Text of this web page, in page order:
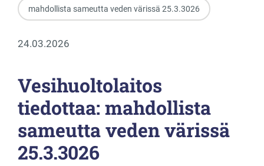
mahdollista sameutta veden värissä 25.3.3026
24.03.2026
Vesihuoltolaitos
tiedottaa: mahdollista
sameutta veden värissä
25.3.3026